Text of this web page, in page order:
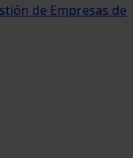
de Empresas de